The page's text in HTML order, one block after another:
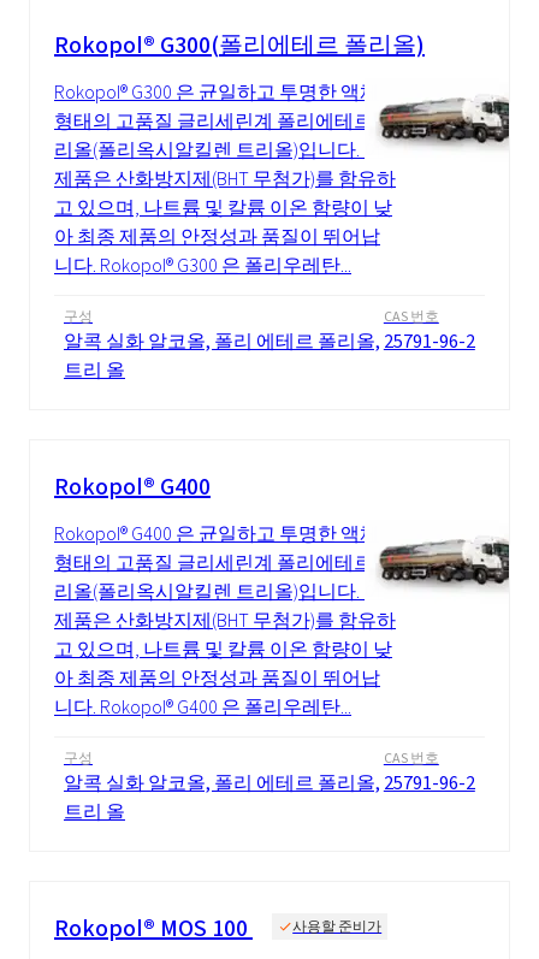
Rokopol® G300(폴리에테르 폴리올)
Rokopol® G300 은 균일하고 투명한 액체
형태의 고품질 글리세린계 폴리에테르 폴
리올(폴리옥시알킬렌 트리올)입니다. 이
제품은 산화방지제(BHT 무첨가)를 함유하
고 있으며, 나트륨 및 칼륨 이온 함량이 낮
아 최종 제품의 안정성과 품질이 뛰어납
니다. Rokopol® G300 은 폴리우레탄...
구성
알콕 실화 알코올, 폴리 에테르 폴리올,
트리 올
CAS 번호
25791-96-2
Rokopol® G400
Rokopol® G400 은 균일하고 투명한 액체
형태의 고품질 글리세린계 폴리에테르 폴
리올(폴리옥시알킬렌 트리올)입니다. 이
제품은 산화방지제(BHT 무첨가)를 함유하
고 있으며, 나트륨 및 칼륨 이온 함량이 낮
아 최종 제품의 안정성과 품질이 뛰어납
니다. Rokopol® G400 은 폴리우레탄...
구성
알콕 실화 알코올, 폴리 에테르 폴리올,
트리 올
CAS 번호
25791-96-2
Rokopol® MOS 100 사용할 준비가